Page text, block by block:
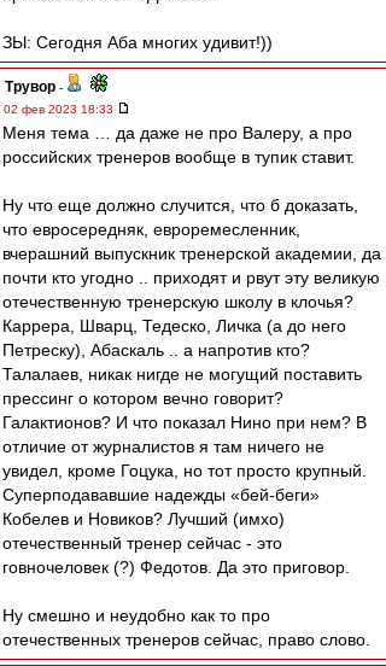
ЗЫ: Сегодня Аба многих удивит!))
Трувор -
02 фев 2023 18:33
Меня тема … да даже не про Валеру, а про
российских тренеров вообще в тупик ставит.
Ну что еще должно случится, что б доказать,
что евросередняк, евроремесленник,
вчерашний выпускник тренерской академии, да
почти кто угодно .. приходят и рвут эту великую
отечественную тренерскую школу в клочья?
Каррера, Шварц, Тедеско, Личка (а до него
Петреску), Абаскаль .. а напротив кто?
Талалаев, никак нигде не могущий поставить
прессинг о котором вечно говорит?
Галактионов? И что показал Нино при нем? В
отличие от журналистов я там ничего не
увидел, кроме Гоцука, но тот просто крупный.
Суперподававшие надежды «бей-беги»
Кобелев и Новиков? Лучший (имхо)
отечественный тренер сейчас - это
говночеловек (?) Федотов. Да это приговор.
Ну смешно и неудобно как то про
отечественных тренеров сейчас, право слово.